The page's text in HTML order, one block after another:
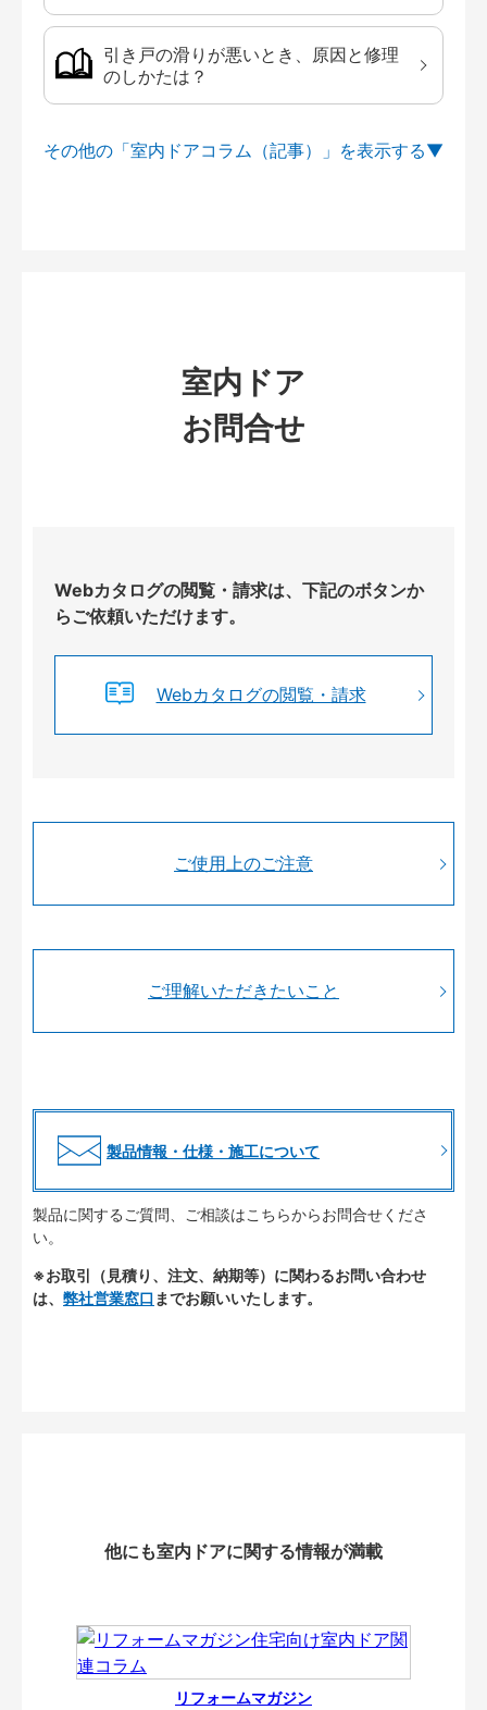
引き戸の滑りが悪いとき、原因と修理
のしかたは？
その他の「室内ドアコラム（記事）」を
室内ドア
お問合せ
Webカタログの閲覧・請求は、下記のボタンか
らご依頼いただけます。
Webカタログの閲覧・請求
ご使用上のご注意
ご理解いただきたいこと
製品情報・仕様・施工について
製品に関するご質問、ご相談はこちらからお問合せくださ
い。
※お取引（見積り、注文、納期等）に関わるお問い合わせ
は、 弊社営業窓口 までお願いいたします。
他にも室内ドアに関する情報が満載
リフォームマガジン